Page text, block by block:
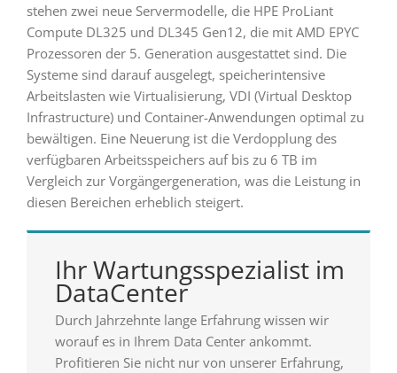
stehen zwei neue Servermodelle, die HPE ProLiant
Compute DL325 und DL345 Gen12, die mit AMD EPYC
Prozessoren der 5. Generation ausgestattet sind. Die
Systeme sind darauf ausgelegt, speicherintensive
Arbeitslasten wie Virtualisierung, VDI (Virtual Desktop
Infrastructure) und Container-Anwendungen optimal zu
bewältigen. Eine Neuerung ist die Verdopplung des
verfügbaren Arbeitsspeichers auf bis zu 6 TB im
Vergleich zur Vorgängergeneration, was die Leistung in
diesen Bereichen erheblich steigert.
Ihr Wartungsspezialist im
DataCenter
Durch Jahrzehnte lange Erfahrung wissen wir
worauf es in Ihrem Data Center ankommt.
Profitieren Sie nicht nur von unserer Erfahrung,